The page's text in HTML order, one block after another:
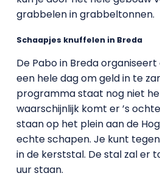
grabbelen in grabbeltonnen.
Schaapjes knuffelen in Breda
De Pabo in Breda
een hele dag om geld in te
programma staat nog niet
waarschijnlijk komt er ’s
staan op het plein aan de
echte schapen. Je kunt
in de kerststal. De stal zal er
uur staan.